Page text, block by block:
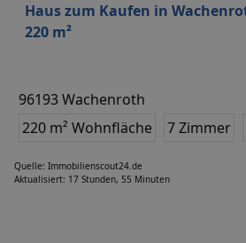
Haus zum Kaufen in
220 m²
96193 Wachenroth
220 m² Wohnfläche
7 Zimmer
Quelle: Immobilienscout24.de
Aktualisiert: 17 Stunden, 55 Minuten